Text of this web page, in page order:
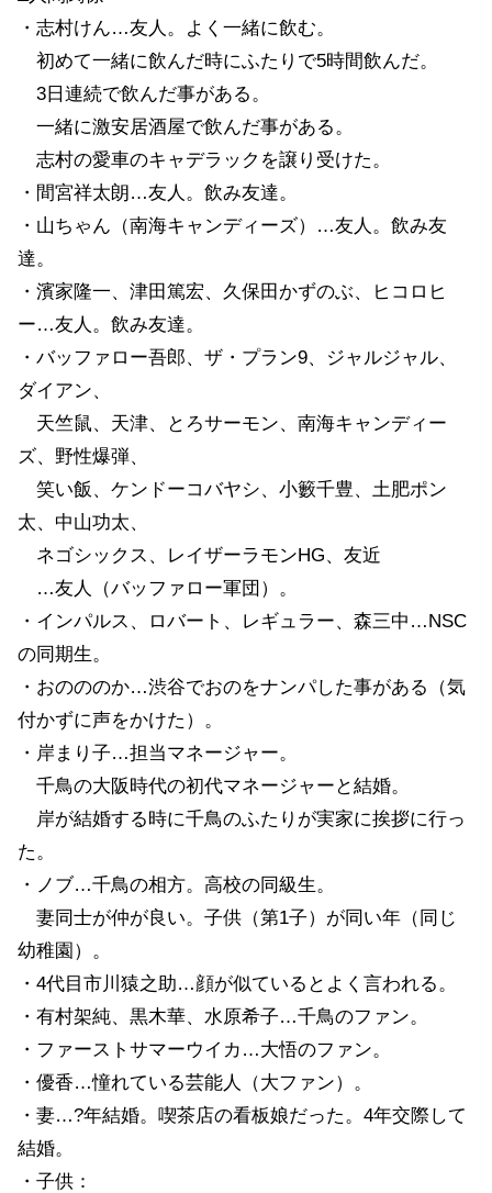
・志村けん…友人。よく一緒に飲む。
初めて一緒に飲んだ時にふたりで5時間飲んだ。
3日連続で飲んだ事がある。
一緒に激安居酒屋で飲んだ事がある。
志村の愛車のキャデラックを譲り受けた。
・間宮祥太朗…友人。飲み友達。
・山ちゃん（南海キャンディーズ）…友人。飲み友
達。
・濱家隆一、津田篤宏、久保田かずのぶ、ヒコロヒ
ー…友人。飲み友達。
・バッファロー吾郎、ザ・プラン9、ジャルジャル、
ダイアン、
天竺鼠、天津、とろサーモン、南海キャンディー
ズ、野性爆弾、
笑い飯、ケンドーコバヤシ、小籔千豊、土肥ポン
太、中山功太、
ネゴシックス、レイザーラモンHG、友近
…友人（バッファロー軍団）。
・インパルス、ロバート、レギュラー、森三中…NSC
の同期生。
・おのののか…渋谷でおのをナンパした事がある（気
付かずに声をかけた）。
・岸まり子…担当マネージャー。
千鳥の大阪時代の初代マネージャーと結婚。
岸が結婚する時に千鳥のふたりが実家に挨拶に行っ
た。
・ノブ…千鳥の相方。高校の同級生。
妻同士が仲が良い。子供（第1子）が同い年（同じ
幼稚園）。
・4代目市川猿之助…顔が似ているとよく言われる。
・有村架純、黒木華、水原希子…千鳥のファン。
・ファーストサマーウイカ…大悟のファン。
・優香…憧れている芸能人（大ファン）。
・妻…?年結婚。喫茶店の看板娘だった。4年交際して
結婚。
・子供：